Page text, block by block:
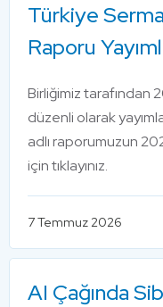
Türkiye
Raporu
Birliğimiz tarafından
düzenli olarak
adlı raporumuzun
için tıklayınız.
7 Temmuz 2026
AI Çağında